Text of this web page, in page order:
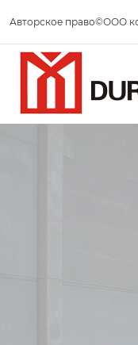
Авторское право©ООО